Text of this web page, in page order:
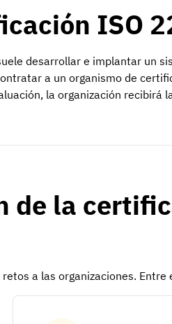
ISO
desarrollar e implantar un
a un organismo de
la organización recibirá
de la
a las organizaciones. Entre